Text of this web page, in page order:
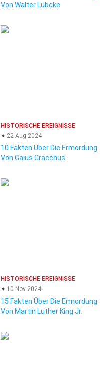
Von Walter Lübcke
HISTORISCHE EREIGNISSE
22 Aug 2024
10 Fakten Über Die Ermordung
Von Gaius Gracchus
HISTORISCHE EREIGNISSE
10 Nov 2024
15 Fakten Über Die Ermordung
Von Martin Luther King Jr.